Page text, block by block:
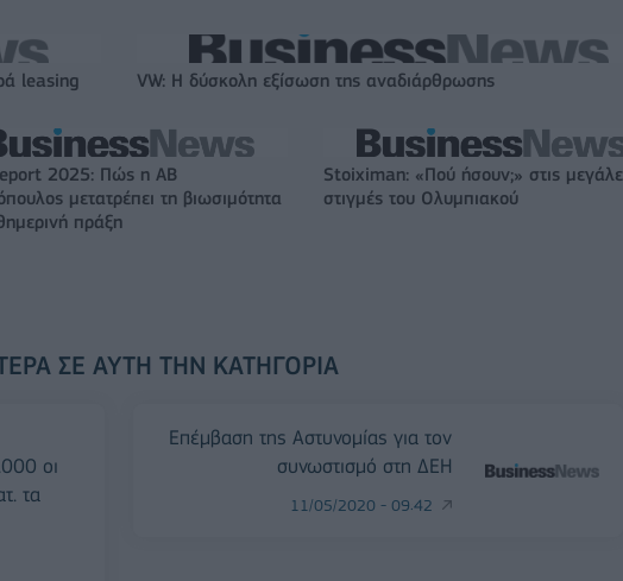
leasing VW: Η δύσκολη εξίσωση της αναδιάρθρωσης
2025: Πώς η ΑΒ
μετατρέπει τη βιωσιμότητα
πράξη
Stoiximan: «Πού ήσουν;» στις
στιγμές του Ολυμπιακού
ΣΕ ΑΥΤΉ ΤΗΝ ΚΑΤΗΓΟΡΊΑ
οι
τα
Επέμβαση της Aστυνομίας για τον
συνωστισμό στη ΔΕΗ
11/05/2020 - 09:42